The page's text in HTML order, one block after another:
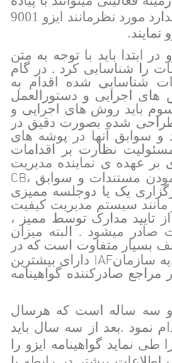
سازی صحیح الزامات استاندارد مورد نظرمانند ایزو 9001
نمایند.
در ابتدا باید با توجه به متن
را شناسایی کرد . در گام
شناسایی شده اقدام به
های اجرایی و دستورالعمل
سوم باید روش های اجرایی و
طراحی شده بصورت دقیق در
و سوابق آنها در پوشه های
نظارت بر اقدامات
بر عهده ی نماینده مدیریت
مستندات و سوابق ،CB
یک یا دوجلسه ممیزی
مانند سیستم مدیریت کیفیت
که پس از تایید مدارک توسط ممیز ،
صادر میشود . البته میزان
بسیار متفاوت است که در
سازمانIAF دارای بیشترین
صادرکننده گواهینامه
ایزو سه ساله است که هرسال
نمود .بعد از سه سال باید
نماید گواهینامه ایزو را